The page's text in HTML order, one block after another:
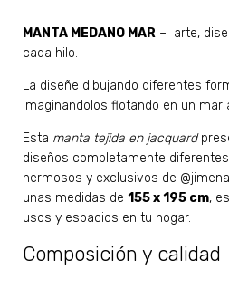
MANTA MEDANO MAR – arte,
cada hilo.
La diseñe dibujando diferentes
imaginandolos flotando en un mar
Esta manta tejida en jacquard
diseños completamente
hermosos y exclusivos de
unas medidas de 155 x 195 cm,
usos y espacios en tu hogar.
Composición y calidad